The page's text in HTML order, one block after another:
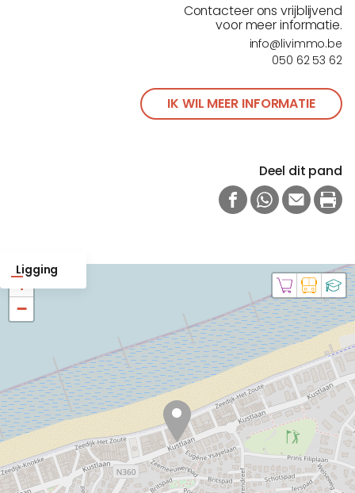
Contacteer ons vrijblijvend
voor meer informatie.
info@livimmo.be
050 62 53 62
IK WIL MEER INFORMATIE
Deel dit pand
FACEBOOK
WHATSAPP
E-MAIL
Ligging
+
−